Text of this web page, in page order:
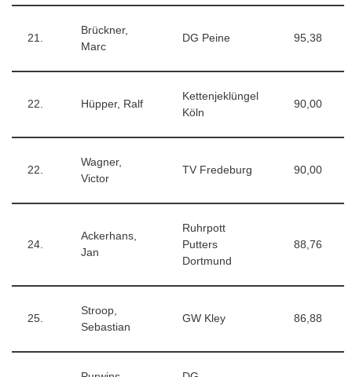
21.
Brückner,
Marc
DG Peine 95,38
22. Hüpper, Ralf
Kettenjeklüngel
Köln
90,00
22.
Wagner,
Victor
TV Fredeburg 90,00
24.
Ackerhans,
Jan
Ruhrpott
Putters
Dortmund
88,76
25.
Stroop,
Sebastian
GW Kley 86,88